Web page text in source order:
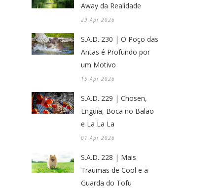
Away da Realidade
29 Apr 2026
S.A.D. 230 | O Poço das
Antas é Profundo por
um Motivo
15 Apr 2026
S.A.D. 229 | Chosen,
Enguia, Boca no Balão
e La La La
01 Apr 2026
S.A.D. 228 | Mais
Traumas de Cool e a
Guarda do Tofu